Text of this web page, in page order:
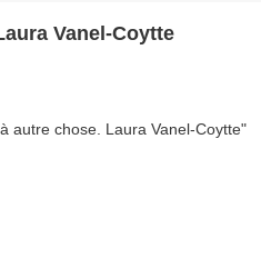
à autre chose. Laura Vanel-Coytte